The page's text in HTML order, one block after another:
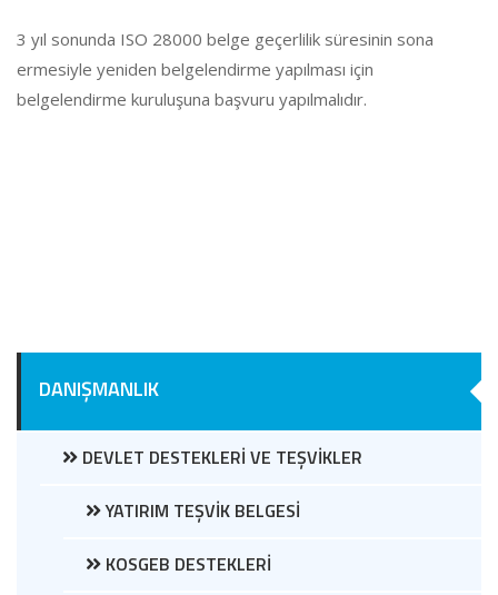
DANIŞMANLIK
DEVLET DESTEKLERİ VE TEŞVİKLER
YATIRIM TEŞVİK BELGESİ
KOSGEB DESTEKLERİ
3 yıl sonunda ISO 28000 belge geçerlilik süresinin sona
ermesiyle yeniden belgelendirme yapılması için
belgelendirme kuruluşuna başvuru yapılmalıdır.